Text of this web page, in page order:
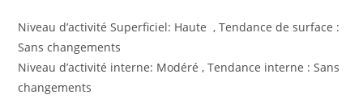
Niveau d’activité Superficiel: Haute , Tendance de surface :
Sans changements
Niveau d’activité interne: Modéré , Tendance interne : Sans
changements